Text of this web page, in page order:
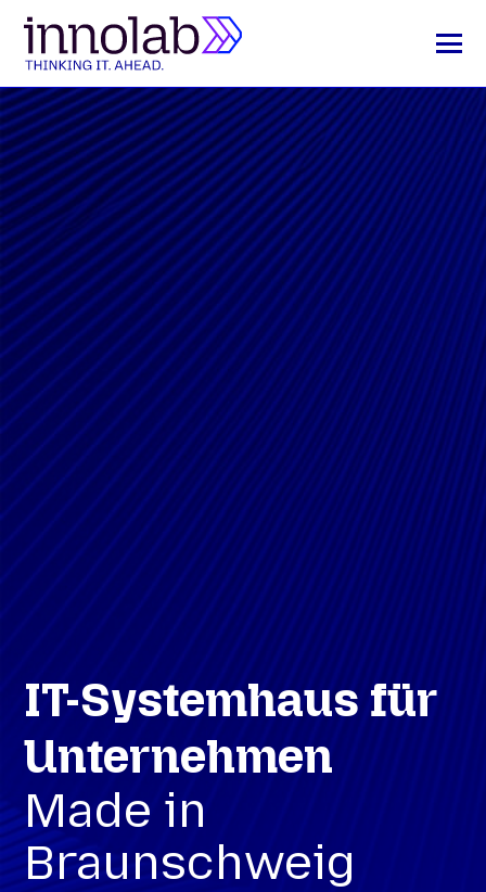
IT-Systemhaus für
Unternehmen
Made in
Braunschweig